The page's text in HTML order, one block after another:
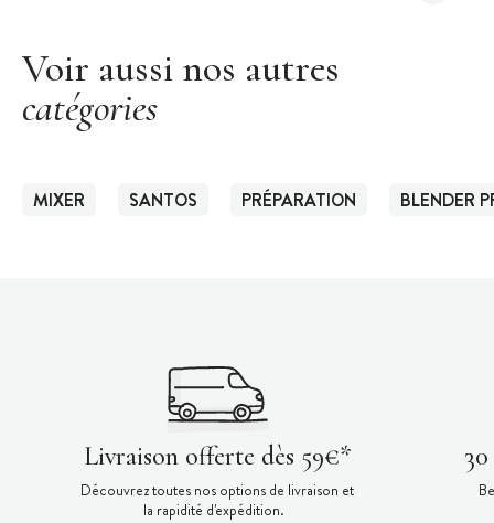
Voir aussi nos autres
catégories
MIXER SANTOS PRÉPARATION BLENDER
Livraison offerte dès 59€*
Découvrez toutes nos options de livraison et
la rapidité d'expédition.